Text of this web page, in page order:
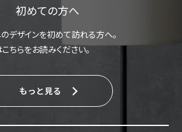
初めての方へ
デザインを初めて訪れる方へ。
ちらをお読みください。
もっと見る